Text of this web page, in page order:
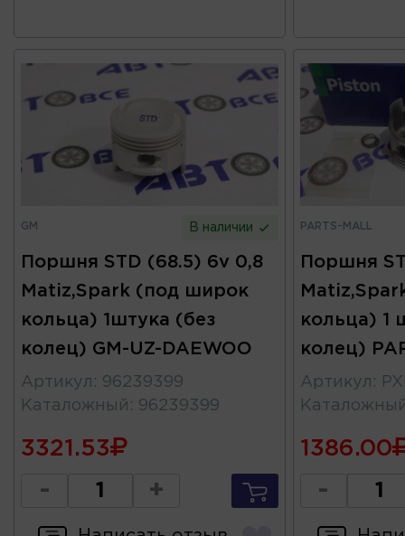
GM В наличии
Поршня STD (68.5) 6v 0,8
Matiz,Spark (под широк
кольца) 1штука (без
колец) GM-UZ-DAEWOO
Артикул : 96239399
Каталожный : 96239399
3321.53
- +
PARTS-MALL
Поршня
кольца) 1
колец)
Артикул :
1386.00
-